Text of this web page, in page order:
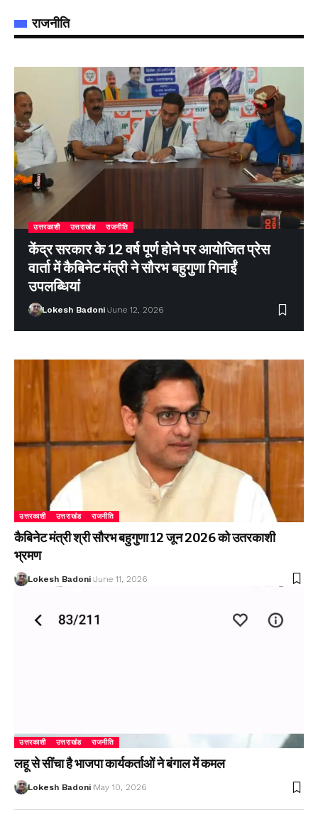
राजनीति
उत्तरकाशी उत्तराखंड राजनीति
केंद्र सरकार के 12 वर्ष पूर्ण होने पर आयोजित प्रेस
वार्ता में कैबिनेट मंत्री ने सौरभ बहुगुणा गिनाईं
उपलब्धियां
Lokesh Badoni June 12, 2026
उत्तरकाशी उत्तराखंड राजनीति
कैबिनेट मंत्री श्री सौरभ बहुगुणा 12 जून 2026 को उतरकाशी
भ्रमण
Lokesh Badoni June 11, 2026
उत्तरकाशी उत्तराखंड राजनीति
लहू से सींचा है भाजपा कार्यकर्ताओं ने बंगाल में कमल
Lokesh Badoni May 10, 2026